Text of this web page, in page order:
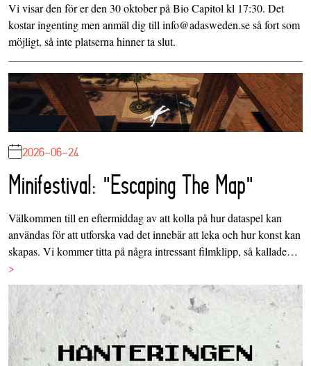
Vi visar den för er den 30 oktober på Bio Capitol kl 17:30. Det
kostar ingenting men anmäl dig till info@adasweden.se så fort som
möjligt, så inte platserna hinner ta slut.
2026-06-24
Minifestival: "Escaping The Map"
Välkommen till en eftermiddag av att kolla på hur dataspel kan
användas för att utforska vad det innebär att leka och hur konst kan
skapas. Vi kommer titta på några intressant filmklipp, så kallade…
>